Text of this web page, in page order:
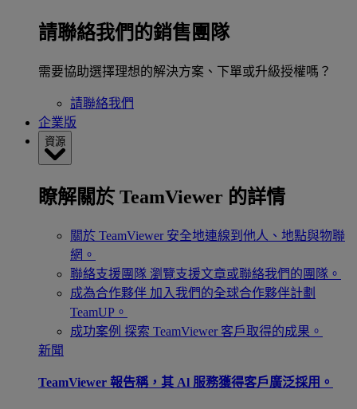
請聯絡我們的銷售團隊
需要協助選擇理想的解決方案、下單或升級授權嗎？
請聯絡我們
企業版
資源
瞭解關於 TeamViewer 的詳情
關於 TeamViewer 安全地連線到他人、地點與物聯
網。
聯絡支援團隊 瀏覽支援文章或聯絡我們的團隊。
成為合作夥伴 加入我們的全球合作夥伴計劃
TeamUP。
成功案例 探索 TeamViewer 客戶取得的成果。
新聞
TeamViewer 報告稱，其 Al 服務獲得客戶廣泛採用。